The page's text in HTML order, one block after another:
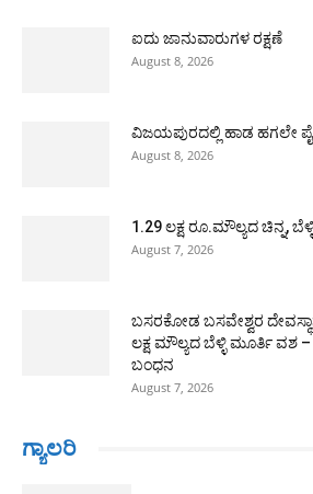
ಐದು ಜಾನುವಾರುಗಳ ರಕ್ಷಣೆ
August 8, 2026
ವಿಜಯಪುರದಲ್ಲಿ ಹಾಡ ಹಗಲೇ
August 8, 2026
1.29 ಲಕ್ಷ ರೂ.ಮೌಲ್ಯದ ಚಿನ್ನ,
August 7, 2026
ಬಸರಕೋಡ ಬಸವೇಶ್ವರ
ಲಕ್ಷ ಮೌಲ್ಯದ ಬೆಳ್ಳಿ ಮೂರ್ತಿ
ಬಂಧನ
August 7, 2026
ಗ್ಯಾಲರಿ